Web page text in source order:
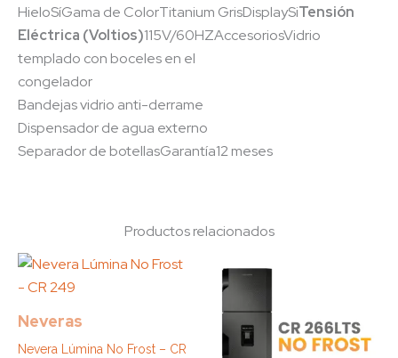
HieloSíGama de ColorTitanium GrisDisplaySiTensión
Eléctrica (Voltios)115V/60HZAccesoriosVidrio
templado con boceles en el
congelador
Bandejas vidrio anti-derrame
Dispensador de agua externo
Separador de botellasGarantía12 meses
Productos relacionados
Neveras
Nevera Lúmina No Frost – CR